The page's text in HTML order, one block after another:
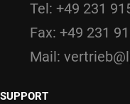
Tel: +49 231
Fax: +49 231
Mail:
SUPPORT